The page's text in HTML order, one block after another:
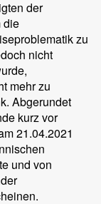
der
die
zu
nicht
mehr zu
Abgerundet
kurz vor
21.04.2021
und von